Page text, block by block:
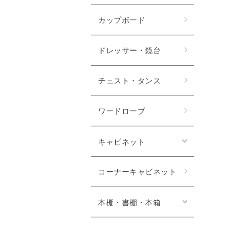
カップボード
ドレッサー・鏡台
チェスト・タンス
ワードローブ
キャビネット
コーナーキャビネット
本棚・書棚・本箱